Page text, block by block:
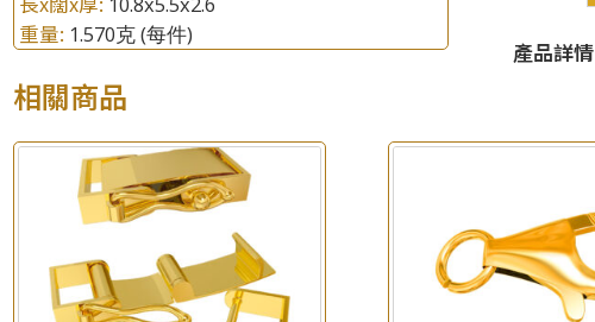
產品查詢 ×
公司名稱
聯絡電話
重量: 1.570克(每件)
產品詳情
相關商品